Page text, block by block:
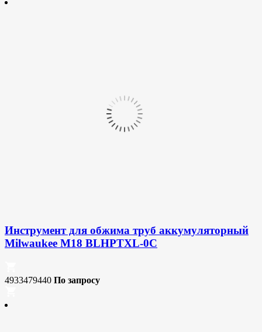
Инструмент для обжима труб аккумуляторный
Milwaukee M18 BLHPTXL-0C
4933479440 По запросу